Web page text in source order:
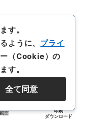
面
印刷
ダウンロード
す。
ように、 プライ
（Cookie）の
す。
全て同意